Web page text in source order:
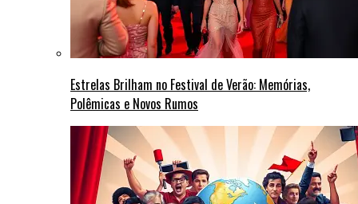
Estrelas Brilham no Festival de Verão: Memórias,
Polêmicas e Novos Rumos